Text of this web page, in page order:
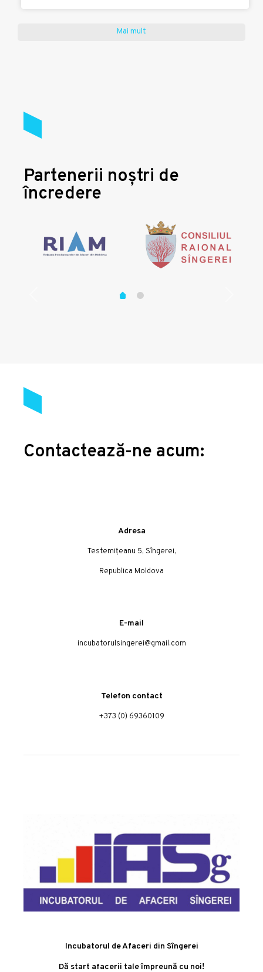
Mai mult
Partenerii noștri de
încredere
Contactează-ne acum:
Adresa
Testemițeanu 5, Sîngerei,
Republica Moldova
E-mail
incubatorulsingerei@gmail.com
Telefon contact
+373 (0) 69360109
Incubatorul de Afaceri din Sîngerei
Dă start afacerii tale împreună cu noi!